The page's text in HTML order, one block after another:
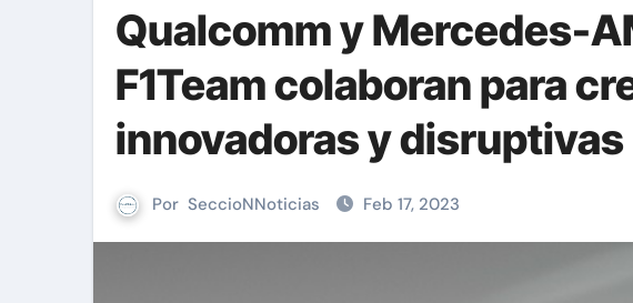
Qualcomm y Mercedes-
F1Team colaboran para
innovadoras y disruptivas
Por SeccioNNoticias Feb 17, 2023